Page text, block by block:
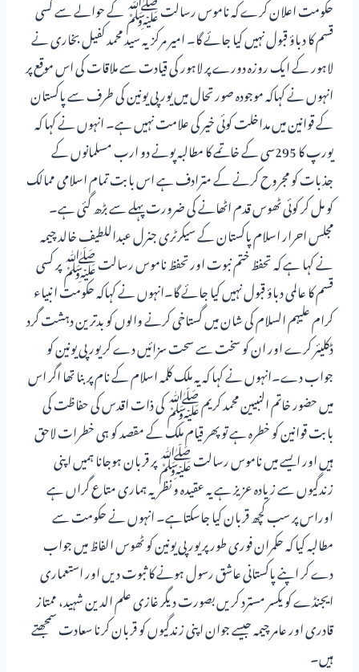
حکومت اعلان کرے کہ ناموس رسالت ﷺ کے حوالے سے کسی
قسم کا دباؤ قبول نہیں کیا جائے گا۔ امیر مرکزیہ سید محمد کفیل بخاری نے
لاہور کے ایک روزہ دورے پر لاہور کی قیادت سے ملاقات کی اس موقع پر
انہوں نے کہاکہ موجودہ صورتحال میں یورپی یونین کی طرف سے پاکستان
کے قوانین میں مداخلت کوئی خیر کی علامت نہیں ہے۔ انہوں نے کہا کہ
یورپ کا 295سی کے خاتمے کا مطالبہ پونے دو ارب مسلمانوں کے
جذبات کو مجروح کرنے کے مترادف ہے اس بابت تمام اسلامی ممالک
کو مل کر کوئی ٹھوس قدم اٹھانے کی ضرورت پہلے سے بڑھ گئی ہے۔
مجلس احرار اسلام پاکستان کے سیکرٹری جنرل عبداللطیف خالد چیمہ
نے کہا ہے کہ تحفظ ختم نبوت اورتحفظ ناموس رسالت ﷺ پر کسی
قسم کا عالمی دباؤ قبول نہیں کیا جائے گا۔انہوں نے کہاکہ حکومت انبیاء
کرام علیہم السلام کی شان میں گستاخی کرنے والوں کو بدترین دہشت گرد
ڈکلیئر کرے اور ان کو سخت سے سحت سزائیں دے کر یورپی یونین کو
جواب دے۔انہوں نے کہا کہ یہ ملک کلمہ اسلام کے نام پر بنا تھا اگر اس
میں حضور خاتم النبیین محمد کریم ﷺ کی ذات اقدس کی حفاظت کی
بابت قوانین کو خطرہ ہے تو پھر قیام ملک کے مقصد کو ہی خطرات لاحق
ہیں اور ایسے میں ناموس رسالت ﷺ پر قربان ہوجانا ہمیں اپنی
زندگیوں سے زیادہ عزیز ہے یہ عقیدہ و نظریہ ہماری متاع گراں ہے
اوراس پر سب کچھ قربان کیا جاسکتاہے۔ انہوں نے حکومت سے
مطالبہ کیا کہ حکمران فوری طور پر یورپی یونین کو ٹھوس الفاظ میں جواب
دے کر اپنے پاکستانی عاشق رسول ہونے کا ثبوت دیں اور استعماری
ایجنڈے کو یکسر مسترد کریں بصورت دیگر غازی علم الدین شہید، ممتاز
قادری اور عامر چیمہ جیسے جوان اپنی زندگیوں کو قربان کرنا سعادت سمجھتے
ہیں۔